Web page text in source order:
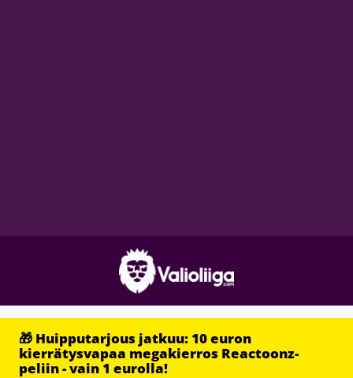
🎁 Huipputarjous jatkuu: 10 euron
kierrätysvapaa megakierros Reactoonz-
peliin - vain 1 eurolla!